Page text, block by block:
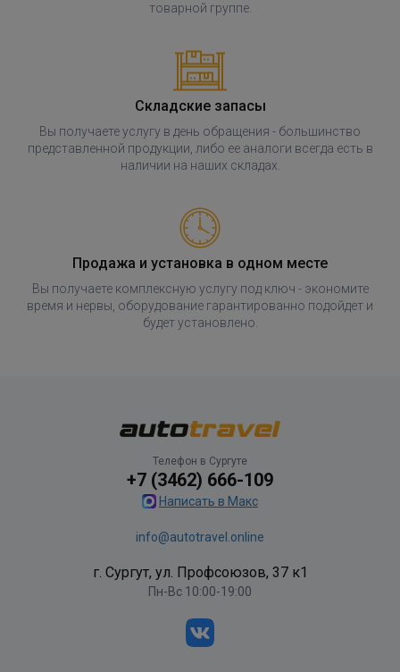
товарной группе.
Складские запасы
Вы получаете услугу в день обращения - большинство
представленной продукции, либо ее аналоги всегда есть в
наличии на наших складах.
Продажа и установка в одном месте
Вы получаете комплексную услугу под ключ - экономите
время и нервы, оборудование гарантированно подойдет и
будет установлено.
Телефон в Сургуте
+7 (3462) 666-109
Написать в Макс
info@autotravel.online
г. Сургут, ул. Профсоюзов, 37 к1
Пн-Вс 10:00-19:00